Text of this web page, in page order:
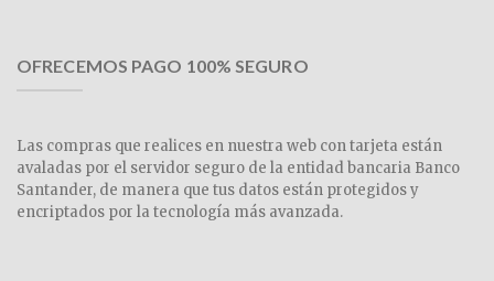
OFRECEMOS PAGO 100% SEGURO
Las compras que realices en nuestra web con tarjeta están
avaladas por el servidor seguro de la entidad bancaria Banco
Santander, de manera que tus datos están protegidos y
encriptados por la tecnología más avanzada.